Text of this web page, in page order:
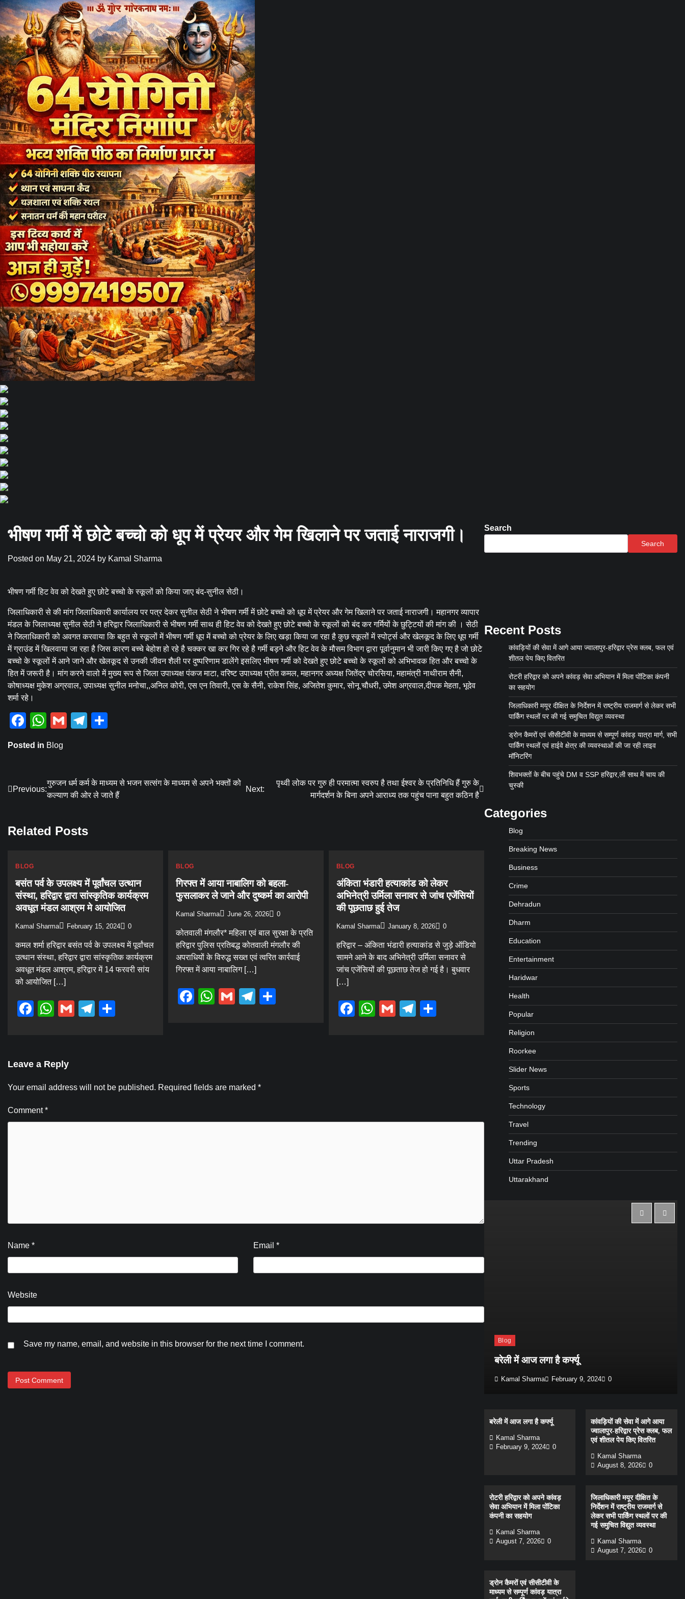
भीषण गर्मी में छोटे बच्चो को धूप में प्रेयर और गेम खिलाने पर जताई नाराजगी।
Posted on May 21, 2024 by Kamal Sharma
भीषण गर्मी हिट वेव को देखते हुए छोटे बच्चो के स्कूलों को किया जाए बंद-सुनील सेठी।
जिलाधिकारी से की मांग जिलाधिकारी कार्यालय पर पत्र देकर सुनील सेठी ने भीषण गर्मी में छोटे बच्चो को धूप में प्रेयर और गेम खिलाने पर जताई नाराजगी। महानगर व्यापार
मंडल के जिलाध्यक्ष सुनील सेठी ने हरिद्वार जिलाधिकारी से भीषण गर्मी साथ ही हिट वेव को देखते हुए छोटे बच्चो के स्कूलों को बंद कर गर्मियों के छुट्टियों की मांग की । सेठी
ने जिलाधिकारी को अवगत करवाया कि बहुत से स्कूलों में भीषण गर्मी धूप में बच्चो को प्रेयर के लिए खड़ा किया जा रहा है कुछ स्कूलों में स्पोर्ट्स और खेलकूद के लिए धूप गर्मी
में ग्राउंड में खिलवाया जा रहा है जिस कारण बच्चे बेहोश हो रहे है चक्कर खा कर गिर रहे है गर्मी बड़ने और हिट वेव के मौसम विभाग द्वारा पूर्वानुमान भी जारी किए गए है जो छोटे
बच्चो के स्कूलों में आने जाने और खेलकूद से उनकी जीवन शैली पर दुष्परिणाम डालेंगे इसलिए भीषण गर्मी को देखते हुए छोटे बच्चो के स्कूलों को अभिभावक हित और बच्चो के
हित में जरूरी है। मांग करने वालो में मुख्य रूप से जिला उपाध्यक्ष पंकज माटा, वरिष्ट उपाध्यक्ष प्रीत कमल, महानगर अध्यक्ष जितेंद्र चोरसिया, महामंत्री नाथीराम सैनी,
कोषाध्यक्ष मुकेश अग्रवाल, उपाध्यक्ष सुनील मनोचा,,अनिल कोरी, एस एन तिवारी, एस के सैनी, राकेश सिंह, अजितेश कुमार, सोनू चौधरी, उमेश अग्रवाल,दीपक मेहता, भूदेव
शर्मा रहे।
Facebook
WhatsApp
GmailTelegram
Posted in Blog
Post
Previous:
गुरुजन धर्म कर्म के माध्यम से भजन सत्संग के माध्यम से अपने भक्तों को
कल्याण की ओर ले जाते हैं
Next:
पृथ्वी लोक पर गुरु ही परमात्मा स्वरुप है तथा ईश्वर के प्रतिनिधि हैं गुरु के
मार्गदर्शन के बिना अपने आराध्य तक पहुंच पाना बहुत कठिन है
Related Posts
BLOG
बसंत पर्व के उपलक्ष्य में पूर्वांचल उत्थान
संस्था, हरिद्वार द्वारा सांस्कृतिक कार्यक्रम
अवधूत मंडल आश्रम मे आयोजित
Kamal Sharma February 15, 2024 0
कमल शर्मा हरिद्वार बसंत पर्व के उपलक्ष्य में पूर्वांचल
उत्थान संस्था, हरिद्वार द्वारा सांस्कृतिक कार्यक्रम
अवधूत मंडल आश्रम, हरिद्वार में 14 फरवरी सांय
को आयोजित […]
Facebook
WhatsApp
GmailTelegram
BLOG
गिरफ्त में आया नाबालिग को बहला-
फुसलाकर ले जाने और दुष्कर्म का आरोपी
Kamal Sharma June 26, 2026 0
कोतवाली मंगलौर* महिला एवं बाल सुरक्षा के प्रति
हरिद्वार पुलिस प्रतिबद्ध कोतवाली मंगलौर की
अपराधियों के विरुद्ध सख्त एवं त्वरित कार्रवाई
गिरफ्त में आया नाबालिग […]
Facebook
WhatsApp
GmailTelegram
BLOG
अंकिता भंडारी हत्याकांड को लेकर
अभिनेत्री उर्मिला सनावर से जांच एजेंसियों
की पूछताछ हुई तेज
Kamal Sharma January 8, 2026 0
हरिद्वार – अंकिता भंडारी हत्याकांड से जुड़े ऑडियो
सामने आने के बाद अभिनेत्री उर्मिला सनावर से
जांच एजेंसियों की पूछताछ तेज हो गई है। बुधवार
[…]
Facebook
WhatsApp
GmailTelegram
Leave a Reply
Your email address will not be published. Required fields are marked *
Comment*
Name * Email*
Website
Save my name, email, and website in this browser for the next time I comment.
Search
Search
Recent Posts
कांवड़ियों की सेवा में आगे आया ज्वालापुर-हरिद्वार प्रेस क्लब, फल एवं
शीतल पेय किए वितरित
रोटरी हरिद्वार को अपने कांवड़ सेवा अभियान में मिला पोंटिका कंपनी
का सहयोग
जिलाधिकारी मयूर दीक्षित के निर्देशन में राष्ट्रीय राजमार्ग से लेकर सभी
पार्किंग स्थलों पर की गई समुचित विद्युत व्यवस्था
ड्रोन कैमरों एवं सीसीटीवी के माध्यम से सम्पूर्ण कांवड़ यात्रा मार्ग, सभी
पार्किंग स्थलों एवं हाईवे क्षेत्र की व्यवस्थाओं की जा रही लाइव
मॉनिटरिंग
शिवभक्तों के बीच पहुंचे DM व SSP हरिद्वार,ली साथ में चाय की
चुस्की
Categories
Blog
Breaking News
Business
Crime
Dehradun
Dharm
Education
Entertainment
Haridwar
Health
Popular
Religion
Roorkee
Slider News
Sports
Technology
Travel
Trending
Uttar Pradesh
Uttarakhand
शिवभक्तों के बीच पहुंचे DM व SSP हरिद्वार,ली साथ
Blog
बरेली में आज लगा है कर्फ्यू
Kamal Sharma February 9, 2024 0
बरेली में आज लगा है कर्फ्यू
Kamal Sharma
February 9, 2024
0
कांवड़ियों की सेवा में आगे आया
ज्वालापुर-हरिद्वार प्रेस क्लब, फल
एवं शीतल पेय किए वितरित
Kamal Sharma
August 8, 2026
0
रोटरी हरिद्वार को अपने कांवड़
सेवा अभियान में मिला पोंटिका
कंपनी का सहयोग
Kamal Sharma
August 7, 2026
0
जिलाधिकारी मयूर दीक्षित के
निर्देशन में राष्ट्रीय राजमार्ग से
लेकर सभी पार्किंग स्थलों पर की
गई समुचित विद्युत व्यवस्था
Kamal Sharma
August 7, 2026
0
ड्रोन कैमरों एवं सीसीटीवी के
माध्यम से सम्पूर्ण कांवड़ यात्रा